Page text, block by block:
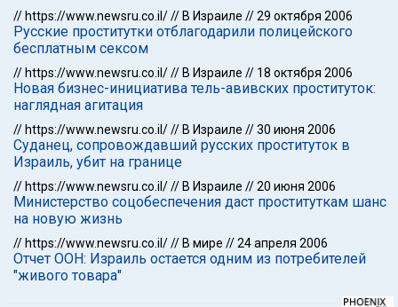
// https://www.newsru.co.il/// В Израиле //29 октября 2006
Русские проститутки отблагодарили полицейского
бесплатным сексом
// https://www.newsru.co.il/// В Израиле // 18 октября 2006
Новая бизнес-инициатива тель-авивских проституток:
наглядная агитация
// https://www.newsru.co.il/// В Израиле //30 июня 2006
Суданец, сопровождавший русских проституток в
Израиль, убит на границе
// https://www.newsru.co.il/// В Израиле //20 июня 2006
Министерство соцобеспечения даст проституткам шанс
на новую жизнь
// https://www.newsru.co.il/// В мире //24 апреля 2006
Отчет ООН: Израиль остается одним из потребителей
"живого товара"